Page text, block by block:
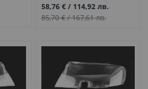
58,76 € / 114,92 лв.
85,70 €/167,61 лв.